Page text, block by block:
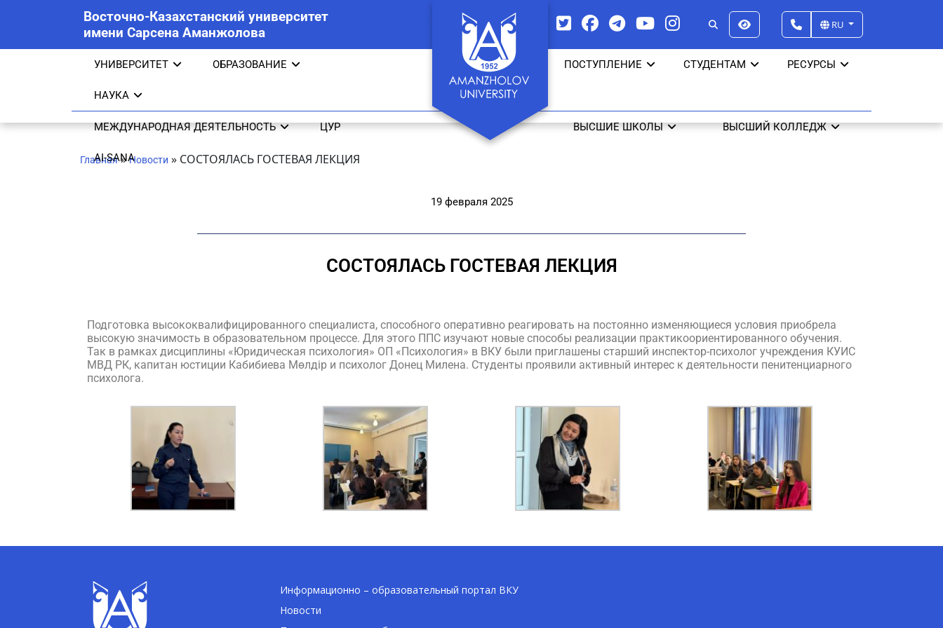
Восточно-Казахстанский университет
имени Сарсена Аманжолова
RU
УНИВЕРСИТЕТ ОБРАЗОВАНИЕ
НАУКА
ПОСТУПЛЕНИЕ СТУДЕНТАМ РЕСУРСЫ
МЕЖДУНАРОДНАЯ ДЕЯТЕЛЬНОСТЬ ЦУР
AI-SANA
ВЫСШИЕ ШКОЛЫ ВЫСШИЙ КОЛЛЕДЖ
Главная»Новости » СОСТОЯЛАСЬ ГОСТЕВАЯ ЛЕКЦИЯ
19 февраля 2025
СОСТОЯЛАСЬ ГОСТЕВАЯ ЛЕКЦИЯ
Подготовка высококвалифицированного специалиста, способного оперативно реагировать на постоянно изменяющиеся условия приобрела
высокую значимость в образовательном процессе. Для этого ППС изучают новые способы реализации практикоориентированного обучения.
Так в рамках дисциплины «Юридическая психология» ОП «Психология» в ВКУ были приглашены старший инспектор-психолог учреждения КУИС
МВД РК, капитан юстиции Кабибиева Мөлдір и психолог Донец Милена. Студенты проявили активный интерес к деятельности пенитенциарного
психолога.
Информационно – образовательный портал ВКУ
Новости
AI-Talapker